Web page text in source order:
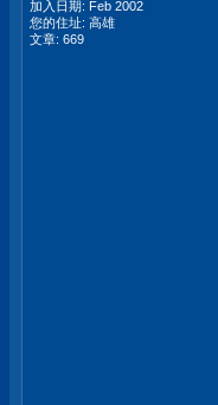
加入日期: Feb 2002
您的住址: 高雄
文章: 669